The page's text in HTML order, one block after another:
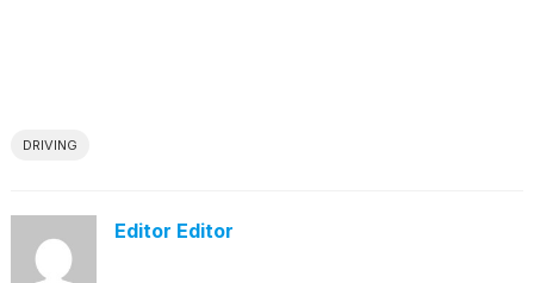
DRIVING
Editor Editor